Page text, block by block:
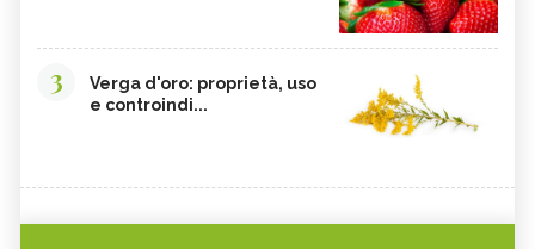
3
Verga d'oro: proprietà, uso
e controindi...